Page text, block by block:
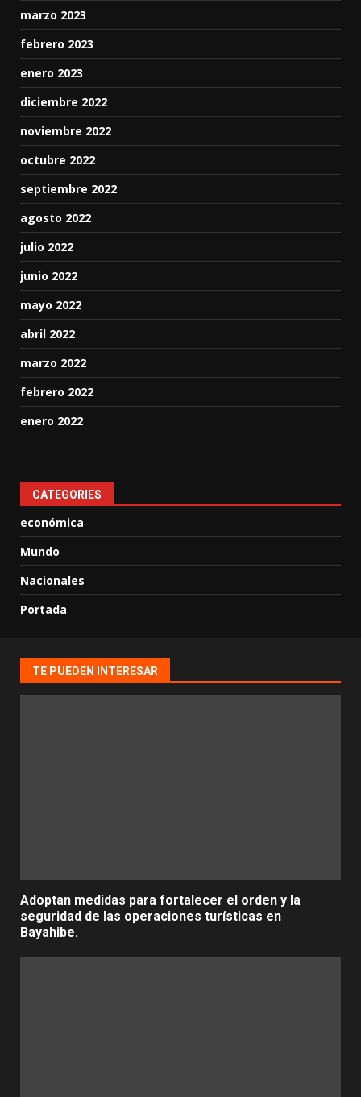
marzo 2023
febrero 2023
enero 2023
diciembre 2022
noviembre 2022
octubre 2022
septiembre 2022
agosto 2022
julio 2022
junio 2022
mayo 2022
abril 2022
marzo 2022
febrero 2022
enero 2022
CATEGORIES
económica
Mundo
Nacionales
Portada
TE PUEDEN INTERESAR
Adoptan medidas para fortalecer el orden y la
seguridad de las operaciones turísticas en
Bayahibe.